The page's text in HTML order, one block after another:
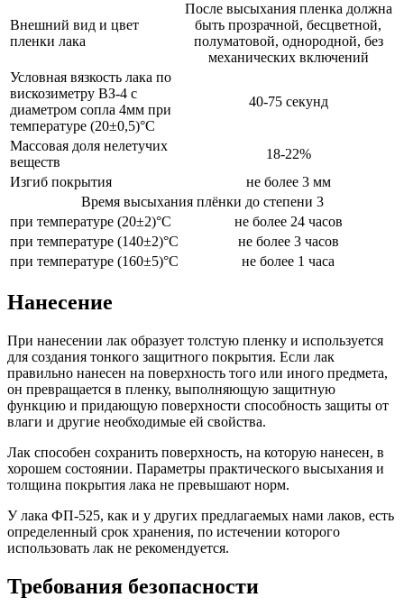
Внешний вид и цвет
пленки лака
После высыхания пленка должна
быть прозрачной, бесцветной,
полуматовой, однородной, без
механических включений
Условная вязкость лака по
вискозиметру ВЗ-4 с
диаметром сопла 4мм при
температуре (20±0,5)°С
40-75 секунд
Массовая доля нелетучих
веществ
18-22%
Изгиб покрытия
не более 3 мм
Время высыхания плёнки до степени 3
при температуре (20±2)°С
не более 24 часов
при температуре (140±2)°С
не более 3 часов
при температуре (160±5)°С
не более 1 часа
Нанесение
При нанесении лак образует толстую пленку и используется
для создания тонкого защитного покрытия. Если лак
правильно нанесен на поверхность того или иного предмета,
он превращается в пленку, выполняющую защитную
функцию и придающую поверхности способность защиты от
влаги и другие необходимые ей свойства.
Лак способен сохранить поверхность, на которую нанесен, в
хорошем состоянии. Параметры практического высыхания и
толщина покрытия лака не превышают норм.
У лака ФП-525, как и у других предлагаемых нами лаков, есть
определенный срок хранения, по истечении которого
использовать лак не рекомендуется.
Требования безопасности